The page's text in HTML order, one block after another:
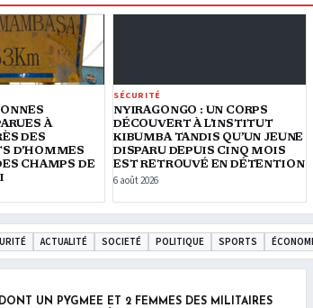
À
DES
D’HOMMES
CHAMPS DE
SÉCURITÉ
NYIRAGONGO : UN CORPS
DÉCOUVERT À L’INSTITUT
KIBUMBA TANDIS QU’UN JEUNE
DISPARU DEPUIS CINQ MOIS
EST RETROUVÉ EN DÉTENTION
6 août 2026
ACTUALITÉ SOCIETÉ POLITIQUE SPORTS
UN PYGMÉE ET 2 FEMMES DES MILITAIRES